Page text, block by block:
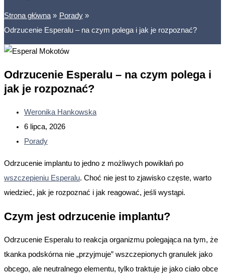
Strona główna
Porady
Odrzucenie Esperalu – na czym polega i jak je rozpoznać?
Odrzucenie Esperalu – na czym polega i
jak je rozpoznać?
Weronika Hankowska
6 lipca, 2026
Porady
Odrzucenie implantu to jedno z możliwych powikłań po
wszczepieniu Esperalu. Choć nie jest to zjawisko częste, warto
wiedzieć, jak je rozpoznać i jak reagować, jeśli wystąpi.
Czym jest odrzucenie implantu?
Odrzucenie Esperalu to reakcja organizmu polegająca na tym, że
tkanka podskórna nie „przyjmuje” wszczepionych granulek jako
obcego, ale neutralnego elementu, tylko traktuje je jako ciało obce